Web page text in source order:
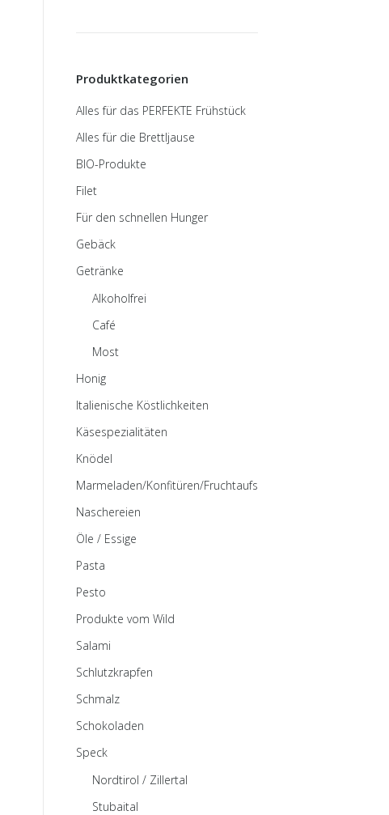
Produktkategorien
Alles für das PERFEKTE Frühstück
Alles für die Brettljause
BIO-Produkte
Filet
Für den schnellen Hunger
Gebäck
Getränke
Alkoholfrei
Café
Most
Honig
Italienische Köstlichkeiten
Käsespezialitäten
Knödel
Marmeladen/Konfitüren/Fruchtaufstriche
Naschereien
Öle / Essige
Pasta
Pesto
Produkte vom Wild
Salami
Schlutzkrapfen
Schmalz
Schokoladen
Speck
Nordtirol / Zillertal
Stubaital